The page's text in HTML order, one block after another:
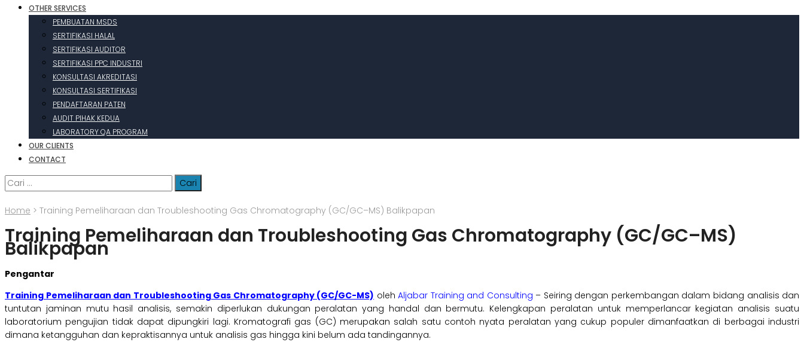
OTHER SERVICES
PEMBUATAN MSDS
SERTIFIKASI HALAL
SERTIFIKASI AUDITOR
SERTIFIKASI PPC INDUSTRI
KONSULTASI AKREDITASI
KONSULTASI SERTIFIKASI
PENDAFTARAN PATEN
AUDIT PIHAK KEDUA
LABORATORY QA PROGRAM
OUR CLIENTS
CONTACT
Cari
untuk:
Home > Training Pemeliharaan dan Troubleshooting Gas Chromatography (GC/GC–MS) Balikpapan
Training Pemeliharaan dan Troubleshooting Gas Chromatography (GC/GC–MS)
Balikpapan
Pengantar
Training Pemeliharaan dan Troubleshooting Gas Chromatography (GC/GC-MS) olehAljabar Training and Consulting – Seiring dengan perkembangan dalam bidang analisis dan
tuntutan jaminan mutu hasil analisis, semakin diperlukan dukungan peralatan yang handal dan bermutu. Kelengkapan peralatan untuk memperlancar kegiatan analisis suatu
laboratorium pengujian tidak dapat dipungkiri lagi. Kromatografi gas (GC) merupakan salah satu contoh nyata peralatan yang cukup populer dimanfaatkan di berbagai industri
dimana ketangguhan dan kepraktisannya untuk analisis gas hingga kini belum ada tandingannya.